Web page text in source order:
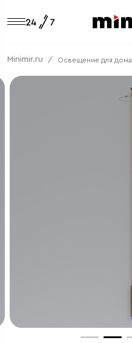
Minimir.ru Освещение для дома